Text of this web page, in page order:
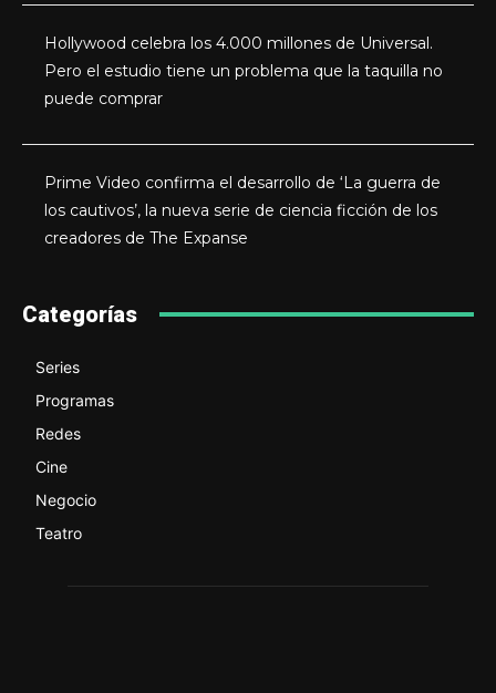
Hollywood celebra los 4.000 millones de Universal.
Pero el estudio tiene un problema que la taquilla no
puede comprar
Prime Video confirma el desarrollo de ‘La guerra de
los cautivos’, la nueva serie de ciencia ficción de los
creadores de The Expanse
Categorías
Series
Programas
Redes
Cine
Negocio
Teatro